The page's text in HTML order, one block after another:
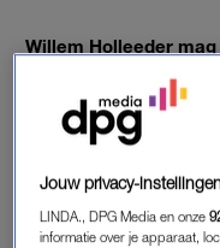
Willem Holleeder mag
allerlaatste keer het
strafzaak.Hijstaat
van vijf opdrachten
Het Openbaar
Jouw privacy-
LINDA., DPG Media en onze
informatie over je apparaat,